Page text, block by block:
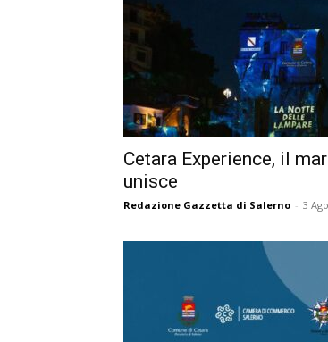
Cetara Experience, il
unisce
Redazione Gazzetta di Salerno - 3